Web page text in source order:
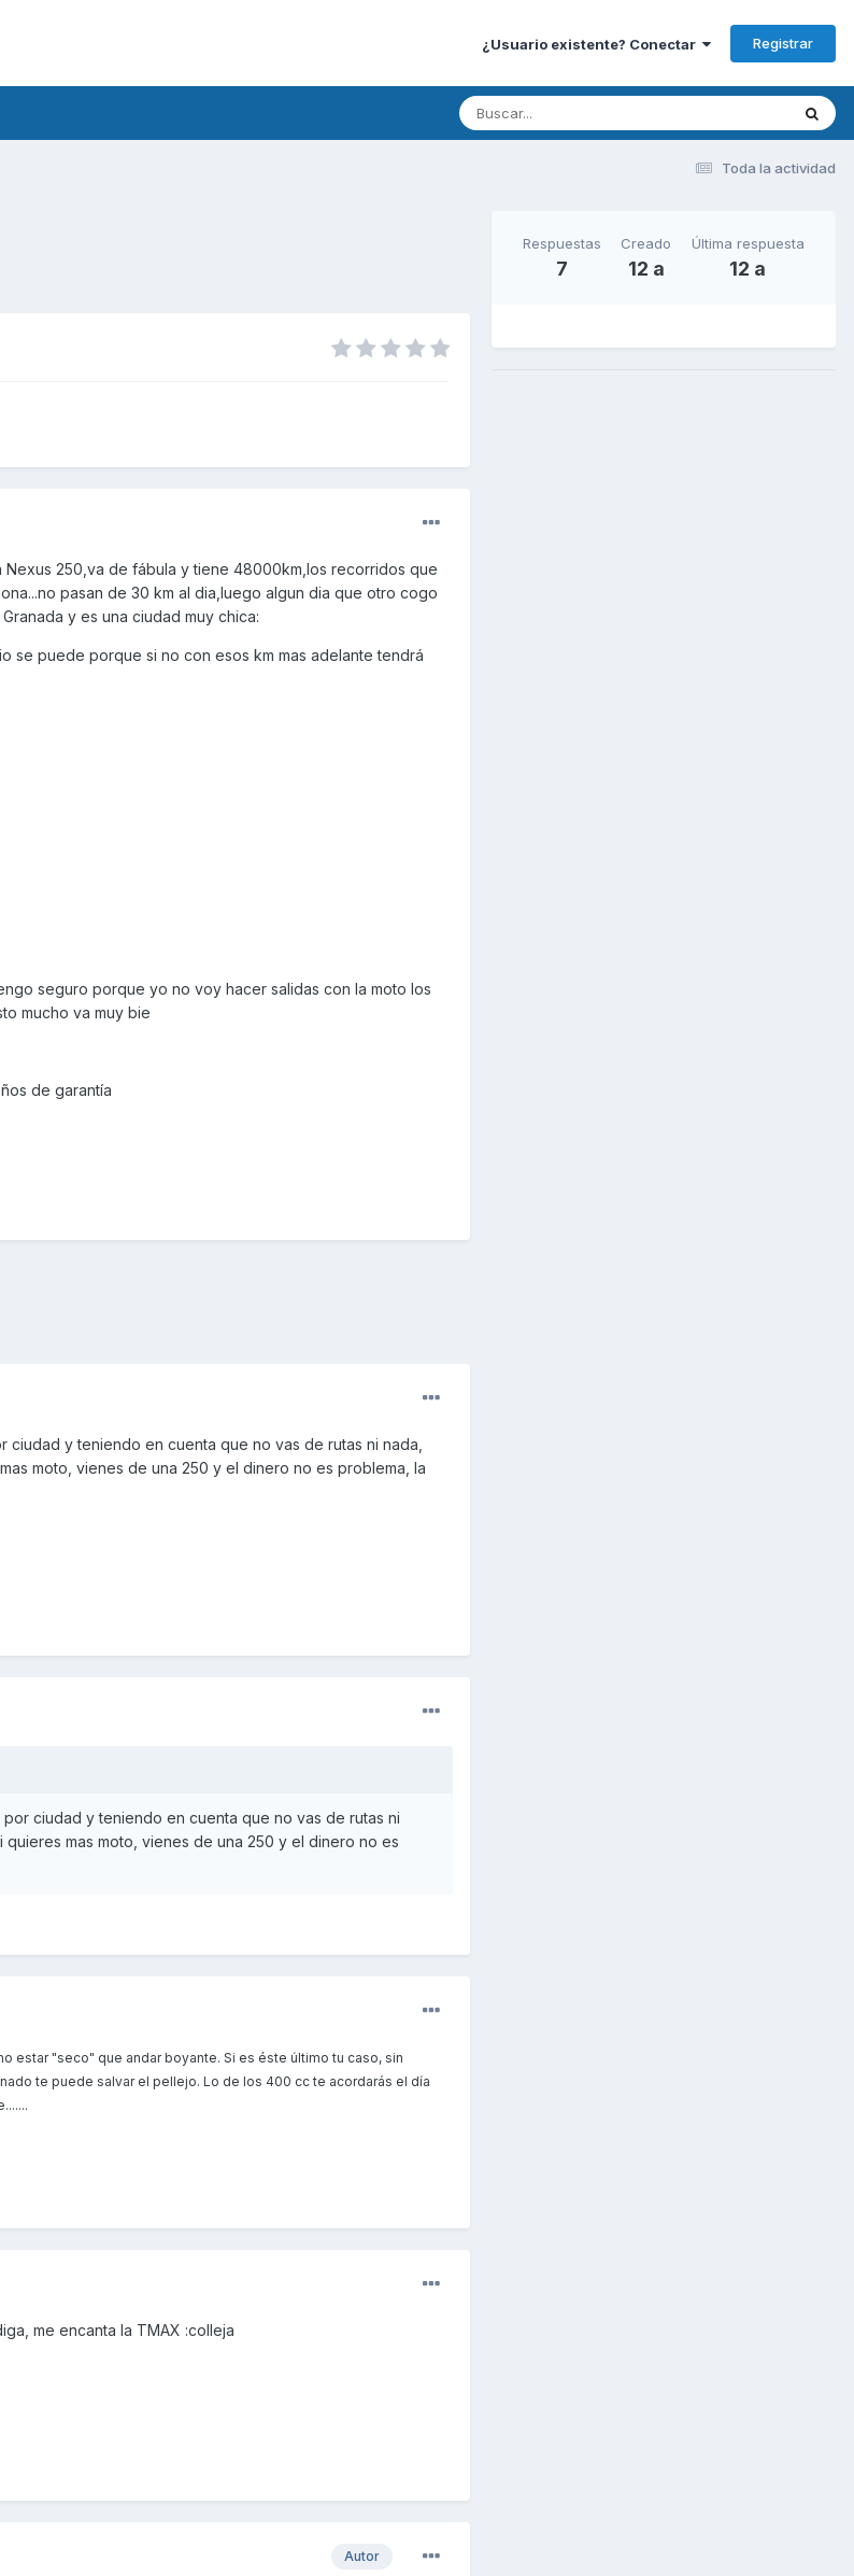
¿Usuario existente? Conectar Registrar
Toda la actividad
250,va de fábula y tiene 48000km,los recorridos que
pasan de 30 km al dia,luego algun dia que otro cogo
y es una ciudad muy chica:
se puede porque si no con esos km mas adelante tendrá
seguro porque yo no voy hacer salidas con la moto los
mucho va muy bie
de garantía
y teniendo en cuenta que no vas de rutas ni nada,
moto, vienes de una 250 y el dinero no es problema, la
ciudad y teniendo en cuenta que no vas de rutas ni
mas moto, vienes de una 250 y el dinero no es
estar "seco" que andar boyante. Si es éste último tu caso, sin
te puede salvar el pellejo. Lo de los 400 cc te acordarás el día
me encanta la TMAX :colleja
Autor
Respuestas
7
Creado
12 a
Última respuesta
12 a